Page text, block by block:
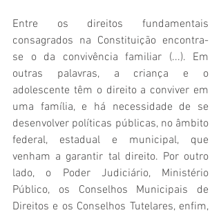
Entre os direitos fundamentais
consagrados na Constituição encontra-
se o da convivência familiar (...). Em
outras palavras, a criança e o
adolescente têm o direito a conviver em
uma família, e há necessidade de se
desenvolver políticas públicas, no âmbito
federal, estadual e municipal, que
venham a garantir tal direito. Por outro
lado, o Poder Judiciário, Ministério
Público, os Conselhos Municipais de
Direitos e os Conselhos Tutelares, enfim,